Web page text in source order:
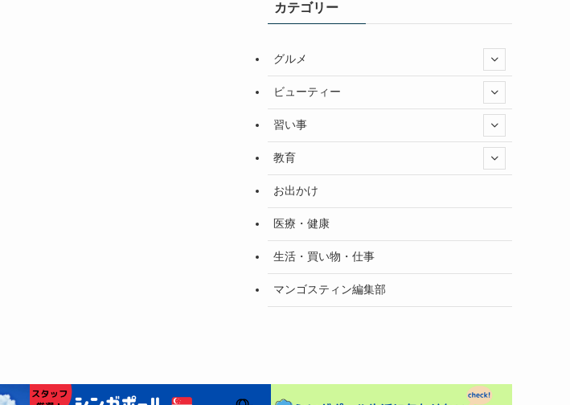
カテゴリー
グルメ
ビューティー
習い事
教育
お出かけ
医療・健康
生活・買い物・仕事
マンゴスティン編集部